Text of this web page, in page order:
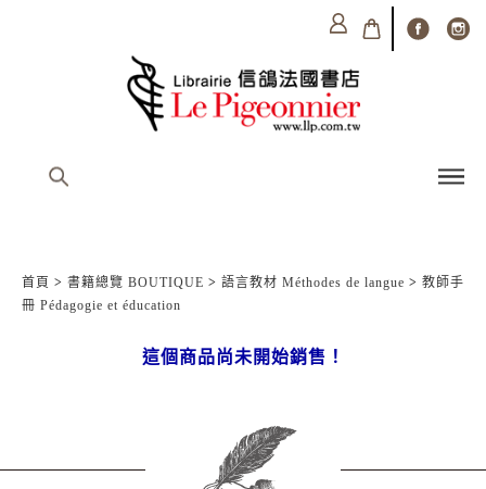
首頁 > 書籍總覽 BOUTIQUE > 語言教材 Méthodes de langue > 教師手
冊 Pédagogie et éducation
這個商品尚未開始銷售！